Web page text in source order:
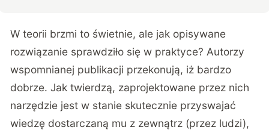
W teorii brzmi to świetnie, ale jak opisywane
rozwiązanie sprawdziło się w praktyce? Autorzy
wspomnianej publikacji przekonują, iż bardzo
dobrze. Jak twierdzą, zaprojektowane przez nich
narzędzie jest w stanie skutecznie przyswajać
wiedzę dostarczaną mu z zewnątrz (przez ludzi),